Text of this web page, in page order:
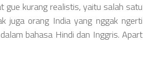
gue kurang realistis, yaitu salah satu
juga orang India yang nggak ngerti
bahasa Hindi dan Inggris. Apart